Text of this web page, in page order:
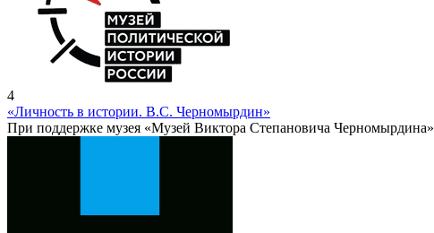
4
«Личность в истории. В.С. Черномырдин»
При поддержке музея «Музей Виктора Степановича Черномырдина»